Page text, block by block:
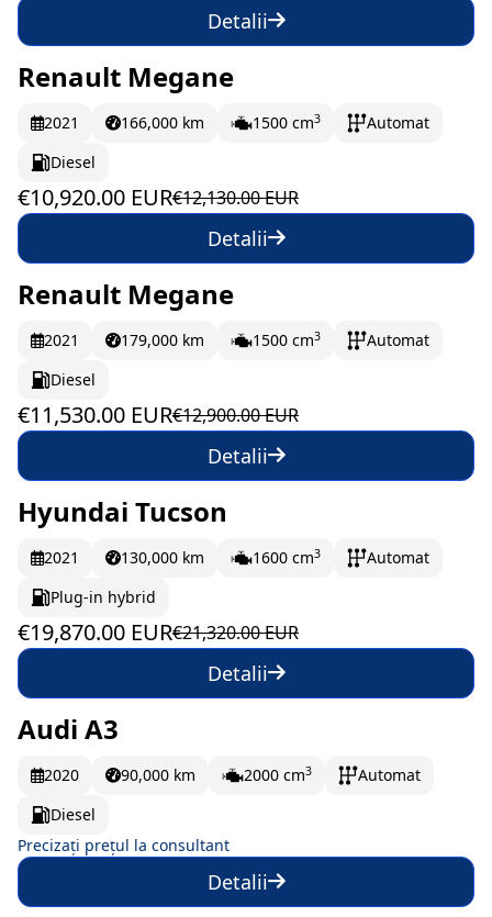
Detalii
În stoc 182 EUR/lună
Renault Megane
2021 166,000 km 1500 cm3
Automat
Diesel
€10,920.00 EUR€12,130.00 EUR
Detalii
În stoc 192.17 EUR/lună
Renault Megane
2021 179,000 km 1500 cm3
Automat
Diesel
€11,530.00 EUR€12,900.00 EUR
Detalii
În stoc 331.17 EUR/lună
Hyundai Tucson
2021 130,000 km 1600 cm3
Automat
Plug-in hybrid
€19,870.00 EUR€21,320.00 EUR
Detalii
La comandă
Audi A3
2020 90,000 km 2000 cm3
Automat
Diesel
Precizați prețul la consultant
Detalii